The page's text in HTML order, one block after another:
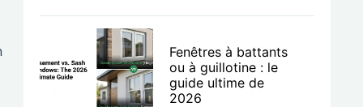
Fenêtres à battants
ou à guillotine : le
guide ultime de
2026